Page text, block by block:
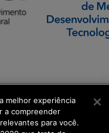
melhor experiência
a compreender
para você.